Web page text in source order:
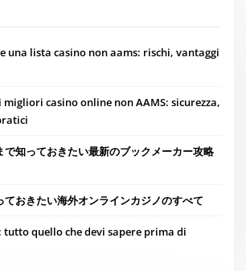
una lista casino non aams: rischi, vantaggi
casino online non AAMS: sicurezza,
で知っておきたい最新のブックメーカー攻略
ておきたい海外オンラインカジノのすべて
tutto quello che devi sapere prima di